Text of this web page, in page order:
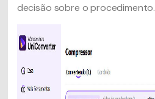
decisão sobre o procedimento.